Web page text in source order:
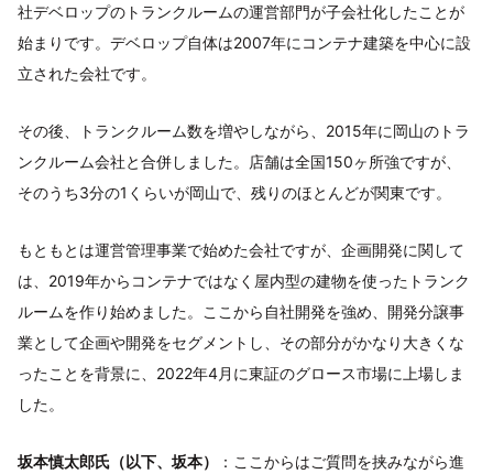
社デベロップのトランクルームの運営部門が子会社化したことが
始まりです。デベロップ自体は2007年にコンテナ建築を中心に設
立された会社です。
その後、トランクルーム数を増やしながら、2015年に岡山のトラ
ンクルーム会社と合併しました。店舗は全国150ヶ所強ですが、
そのうち3分の1くらいが岡山で、残りのほとんどが関東です。
もともとは運営管理事業で始めた会社ですが、企画開発に関して
は、2019年からコンテナではなく屋内型の建物を使ったトランク
ルームを作り始めました。ここから自社開発を強め、開発分譲事
業として企画や開発をセグメントし、その部分がかなり大きくな
ったことを背景に、2022年4月に東証のグロース市場に上場しま
した。
坂本慎太郎氏（以下、坂本）
：ここからはご質問を挟みながら進